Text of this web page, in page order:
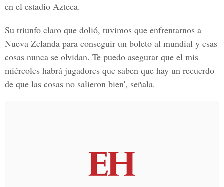
en el estadio Azteca.
Su triunfo claro que dolió, tuvimos que enfrentarnos a
Nueva Zelanda para conseguir un boleto al mundial y esas
cosas nunca se olvidan. Te puedo asegurar que el mis
miércoles habrá jugadores que saben que hay un recuerdo
de que las cosas no salieron bien', señala.